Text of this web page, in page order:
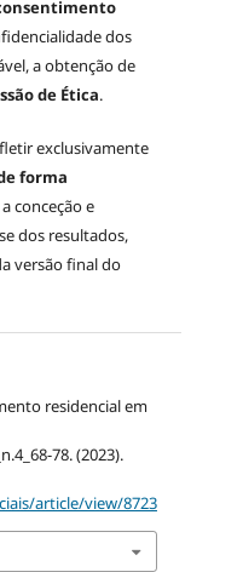
dos
a obtenção de
de Ética.
exclusivamente
forma
conceção e
dos resultados,
versão final do
residencial em
78. (2023).
article/view/8723